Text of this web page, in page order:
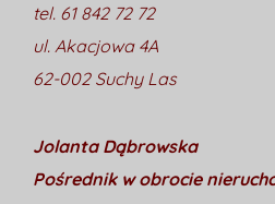
tel. 61 842 72 72
ul. Akacjowa 4A
62-002 Suchy Las
Jolanta Dąbrowska
Pośrednik w obrocie